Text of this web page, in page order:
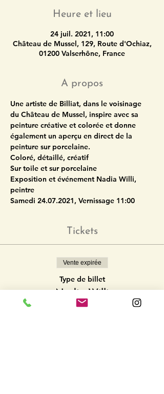
Heure et lieu
24 juil. 2021, 11:00
Château de Mussel, 129, Route d'Ochiaz,
01200 Valserhône, France
A propos
Une artiste de Billiat, dans le voisinage
du Château de Mussel, inspire avec sa
peinture créative et colorée et donne
également un aperçu en direct de la
peinture sur porcelaine.
Coloré, détaillé, créatif
Sur toile et sur porcelaine
Exposition et événement Nadia Willi,
peintre
Samedi 24.07.2021, Vernissage 11:00
Tickets
Vente expirée
Type de billet